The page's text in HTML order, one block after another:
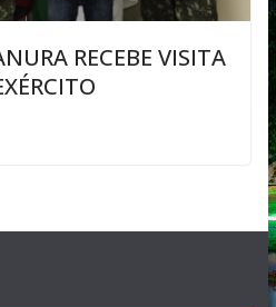
RECEBE VISITA